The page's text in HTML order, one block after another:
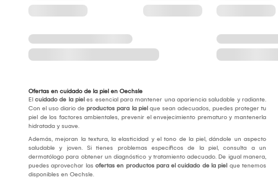
Ofertas en cuidado de la piel en Oechsle
El cuidado de la piel es esencial para mantener una apariencia saludable y radiante.
Con el uso diario de productos para la piel que sean adecuados, puedes proteger tu
piel de los factores ambientales, prevenir el envejecimiento prematuro y mantenerla
hidratada y suave.
Además, mejoran la textura, la elasticidad y el tono de la piel, dándole un aspecto
saludable y joven. Si tienes problemas específicos de la piel, consulta a un
dermatólogo para obtener un diagnóstico y tratamiento adecuado. De igual manera,
puedes aprovechar las ofertas en productos para el cuidado de la piel que tenemos
disponibles en Oechsle.